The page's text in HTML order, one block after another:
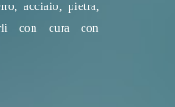
acciaio, pietra,
con cura con